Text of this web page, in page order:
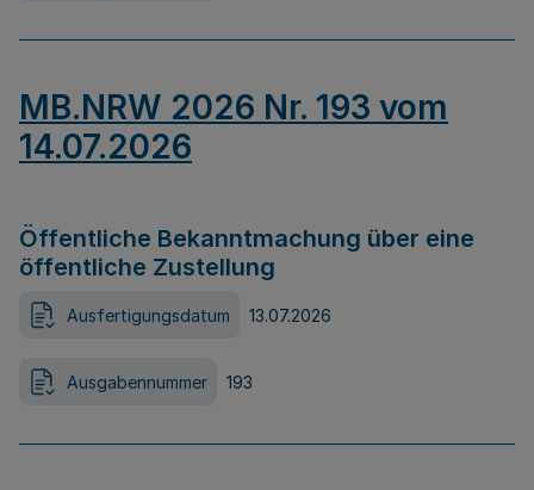
MB.NRW 2026 Nr. 193 vom
14.07.2026
Öffentliche Bekanntmachung über eine
öffentliche Zustellung
Ausfertigungsdatum 13.07.2026
Ausgabennummer 193